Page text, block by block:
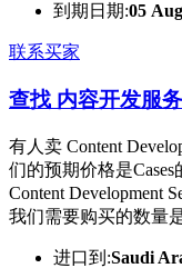
到期日期:05
联系买家
查找 内容开发服务
有人卖 Content
们的预期价格是
Content Development
我们需要购买的数量
进口到:Saudi